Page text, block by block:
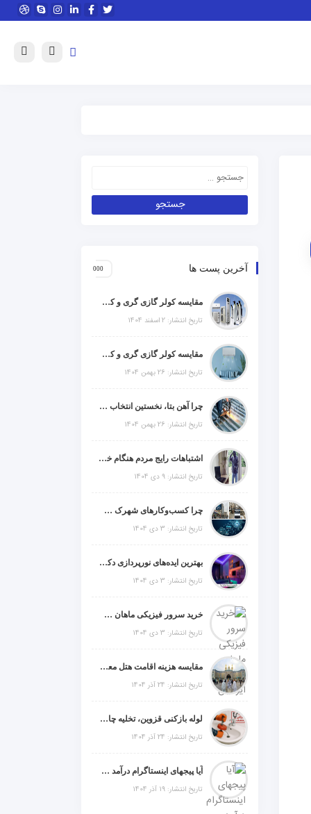
آخرین پست ها
مقایسه کولر گازی گری و کریر و ال جی و جنرال گلد و هایسنس و مدیا و اجنرال
تاریخ انتشار: 2 اسفند 1404
مقایسه کولر گازی گری و کریر و ال جی و جنرال گلد و جنرال شکار و سامسونگ و یونیوا
تاریخ انتشار: 26 بهمن 1404
چرا آهن بتا، نخستین انتخاب برای گل میخ عرشه فولادی در ایران است؟
تاریخ انتشار: 26 بهمن 1404
اشتباهات رایج مردم هنگام خرید دزدگیر منزل
تاریخ انتشار: 9 دی 1404
چرا کسب‌وکارهای شهرک صنعتی چهاردانگه فوراً به طراحی سایت نیاز دارند؟
تاریخ انتشار: 3 دی 1404
بهترین ایده‌های نورپردازی دکوراتیو با ال ای دی برای منزل، فروشگاه و دفتر کار
تاریخ انتشار: 3 دی 1404
خرید سرور فیزیکی ماهان شبکه ایرانیان
تاریخ انتشار: 3 دی 1404
مقایسه هزینه اقامت هتل معمولی، میان‌رده یا 5 ستاره در سفر زیارتی عراق
تاریخ انتشار: 24 آذر 1404
لوله بازکنی قزوین، تخلیه چاه و خدمات تخصصی لوله‌کشی و تشخیص ترکیدگی
تاریخ انتشار: 24 آذر 1404
آیا پیجهای اینستاگرام درآمد دارند؟ راز موفقیت با استراتژی هوشمندانه
تاریخ انتشار: 19 آذر 1404